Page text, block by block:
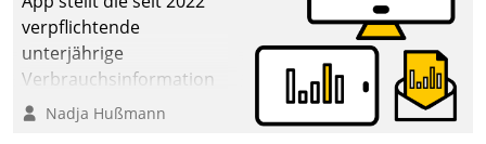
verpflichtende
unterjährige
Verbrauchsinformation
schnell, zuverlässig und
Nadja Hußmann